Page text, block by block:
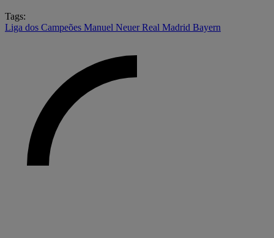
Tags:
Liga dos Campeões Manuel NeuerReal Madrid Bayern